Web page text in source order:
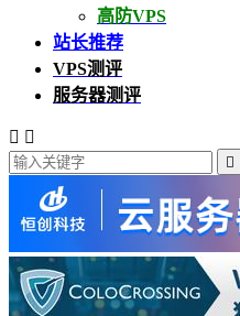
高防VPS
站长推荐
VPS测评
服务器测评
 
